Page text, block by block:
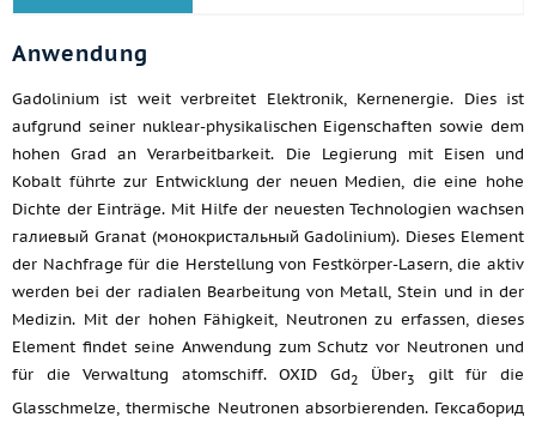
Anwendung
Gadolinium ist weit verbreitet Elektronik, Kernenergie. Dies ist
aufgrund seiner nuklear-physikalischen Eigenschaften sowie dem
hohen Grad an Verarbeitbarkeit. Die Legierung mit Eisen und
Kobalt führte zur Entwicklung der neuen Medien, die eine hohe
Dichte der Einträge. Mit Hilfe der neuesten Technologien wachsen
галиевый Granat (монокристальный Gadolinium). Dieses Element
der Nachfrage für die Herstellung von Festkörper-Lasern, die aktiv
werden bei der radialen Bearbeitung von Metall, Stein und in der
Medizin. Mit der hohen Fähigkeit, Neutronen zu erfassen, dieses
Element findet seine Anwendung zum Schutz vor Neutronen und
für die Verwaltung atomschiff. OXID Gd2 Über3
gilt für die
Glasschmelze, thermische Neutronen absorbierenden. Гексаборид